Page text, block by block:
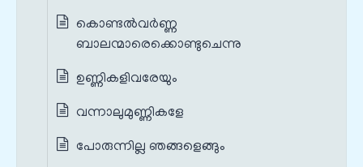
കൊണ്ടൽവർണ്ണ
ബാലന്മാരെക്കൊണ്ടുചെന്നു
ഉണ്ണികളിവരേയും
വന്നാലുമുണ്ണികളേ
പോരുന്നില്ല ഞങ്ങളെങ്ങും